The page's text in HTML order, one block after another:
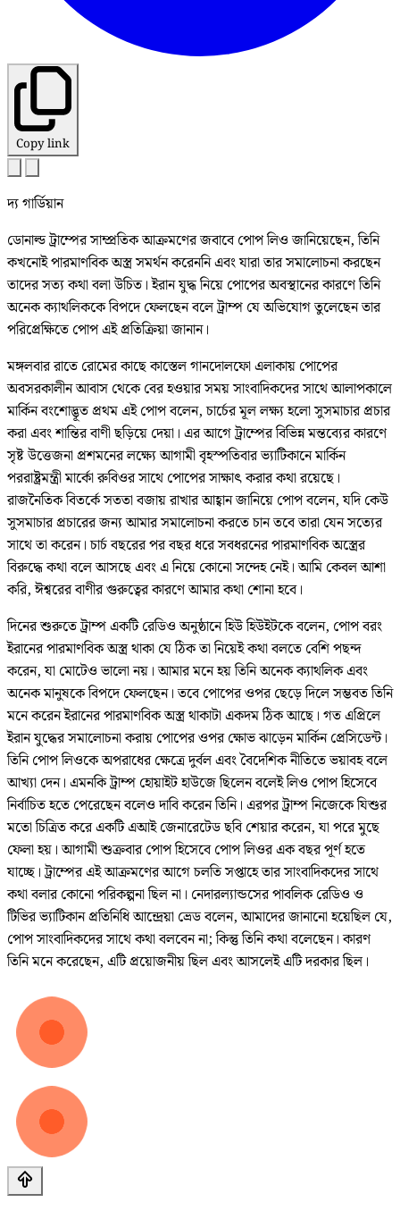
Copy link
দ্য গার্ডিয়ান
ডোনাল্ড ট্রাম্পের সাম্প্রতিক আক্রমণের জবাবে পোপ লিও জানিয়েছেন, তিনি
কখনোই পারমাণবিক অস্ত্র সমর্থন করেননি এবং যারা তার সমালোচনা করছেন
তাদের সত্য কথা বলা উচিত। ইরান যুদ্ধ নিয়ে পোপের অবস্থানের কারণে তিনি
অনেক ক্যাথলিককে বিপদে ফেলছেন বলে ট্রাম্প যে অভিযোগ তুলেছেন তার
পরিপ্রেক্ষিতে পোপ এই প্রতিক্রিয়া জানান।
মঙ্গলবার রাতে রোমের কাছে কাস্তেল গানদোলফো এলাকায় পোপের
অবসরকালীন আবাস থেকে বের হওয়ার সময় সাংবাদিকদের সাথে আলাপকালে
মার্কিন বংশোদ্ভূত প্রথম এই পোপ বলেন, চার্চের মূল লক্ষ্য হলো সুসমাচার প্রচার
করা এবং শান্তির বাণী ছড়িয়ে দেয়া। এর আগে ট্রাম্পের বিভিন্ন মন্তব্যের কারণে
সৃষ্ট উত্তেজনা প্রশমনের লক্ষ্যে আগামী বৃহস্পতিবার ভ্যাটিকানে মার্কিন
পররাষ্ট্রমন্ত্রী মার্কো রুবিওর সাথে পোপের সাক্ষাৎ করার কথা রয়েছে।
রাজনৈতিক বিতর্কে সততা বজায় রাখার আহ্বান জানিয়ে পোপ বলেন, যদি কেউ
সুসমাচার প্রচারের জন্য আমার সমালোচনা করতে চান তবে তারা যেন সত্যের
সাথে তা করেন। চার্চ বছরের পর বছর ধরে সবধরনের পারমাণবিক অস্ত্রের
বিরুদ্ধে কথা বলে আসছে এবং এ নিয়ে কোনো সন্দেহ নেই। আমি কেবল আশা
করি, ঈশ্বরের বাণীর গুরুত্বের কারণে আমার কথা শোনা হবে।
দিনের শুরুতে ট্রাম্প একটি রেডিও অনুষ্ঠানে হিউ হিউইটকে বলেন, পোপ বরং
ইরানের পারমাণবিক অস্ত্র থাকা যে ঠিক তা নিয়েই কথা বলতে বেশি পছন্দ
করেন, যা মোটেও ভালো নয়। আমার মনে হয় তিনি অনেক ক্যাথলিক এবং
অনেক মানুষকে বিপদে ফেলছেন। তবে পোপের ওপর ছেড়ে দিলে সম্ভবত তিনি
মনে করেন ইরানের পারমাণবিক অস্ত্র থাকাটা একদম ঠিক আছে। গত এপ্রিলে
ইরান যুদ্ধের সমালোচনা করায় পোপের ওপর ক্ষোভ ঝাড়েন মার্কিন প্রেসিডেন্ট।
তিনি পোপ লিওকে অপরাধের ক্ষেত্রে দুর্বল এবং বৈদেশিক নীতিতে ভয়াবহ বলে
আখ্যা দেন। এমনকি ট্রাম্প হোয়াইট হাউজে ছিলেন বলেই লিও পোপ হিসেবে
নির্বাচিত হতে পেরেছেন বলেও দাবি করেন তিনি। এরপর ট্রাম্প নিজেকে যিশুর
মতো চিত্রিত করে একটি এআই জেনারেটেড ছবি শেয়ার করেন, যা পরে মুছে
ফেলা হয়। আগামী শুক্রবার পোপ হিসেবে পোপ লিওর এক বছর পূর্ণ হতে
যাচ্ছে। ট্রাম্পের এই আক্রমণের আগে চলতি সপ্তাহে তার সাংবাদিকদের সাথে
কথা বলার কোনো পরিকল্পনা ছিল না। নেদারল্যান্ডসের পাবলিক রেডিও ও
টিভির ভ্যাটিকান প্রতিনিধি আন্দ্রেয়া ভ্রেড বলেন, আমাদের জানানো হয়েছিল যে,
পোপ সাংবাদিকদের সাথে কথা বলবেন না; কিন্তু তিনি কথা বলেছেন। কারণ
তিনি মনে করেছেন, এটি প্রয়োজনীয় ছিল এবং আসলেই এটি দরকার ছিল।